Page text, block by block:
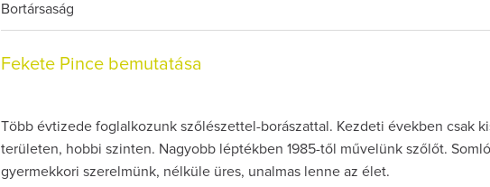
Bortársaság
Fekete Pince bemutatása
Több évtizede foglalkozunk szőlészettel-borászattal. Kezdeti években csak
területen, hobbi szinten. Nagyobb léptékben 1985-től művelünk szőlőt.
gyermekkori szerelmünk, nélküle üres, unalmas lenne az élet.